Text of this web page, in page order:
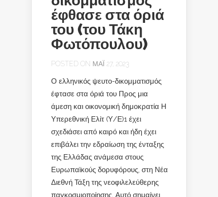
έφθασε στα όριά
του (του Τάκη
Φωτόπουλου)
POSTED ON ΜΆΙ 27, 2023
Ο ελληνικός ψευτο-δικομματισμός
έφτασε στα όριά του Προς μια
άμεση και οικονομική δημοκρατία Η
Υπερεθνική Ελίτ (Υ/Ε)1 έχει
σχεδιάσει από καιρό και ήδη έχει
επιβάλει την εδραίωση της ένταξης
της Ελλάδας ανάμεσα στους
Ευρωπαϊκούς δορυφόρους, στη Νέα
Διεθνή Τάξη της νεοφιλελεύθερης
παγκοσμιοποίησης. Αυτό σημαίνει